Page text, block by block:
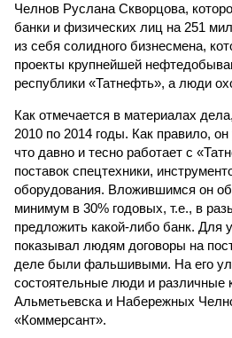
Челнов Руслана Скворцова,
банки и физических лиц на 251
из себя солидного бизнесмена,
проекты крупнейшей
республики «Татнефть», а люди
Как отмечается в материалах
2010 по 2014 годы. Как правило,
что давно и тесно работает с
поставок спецтехники,
оборудования. Вложившимся он
минимум в 30% годовых, т.е., в
предложить какой-либо банк. Для
показывал людям договоры на
деле были фальшивыми. На его
состоятельные люди и различные
Альметьевска и Набережных
«Коммерсант».